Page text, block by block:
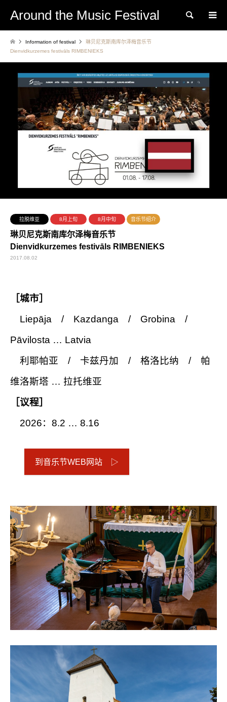
Around the Music Festival Search
Information of festival
琳贝尼克斯南库尔泽梅音乐节
Dienvidkurzemes festivāls RIMBENIEKS
拉脱维亚 8月上旬 8月中旬 音乐节绍介
琳贝尼克斯南库尔泽梅音乐节
Dienvidkurzemes festivāls RIMBENIEKS
2017.08.02
［城市］
Liepāja / Kazdanga / Grobina /
Pāvilosta … Latvia
利耶帕亚 / 卡兹丹加 / 格洛比纳 / 帕
维洛斯塔 … 拉托维亚
［议程］
2026：8.2 … 8.16
到音乐节WEB网站 ▷